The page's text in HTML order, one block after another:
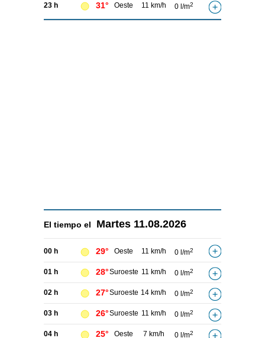
23 h 31° Oeste 11 km/h 0 l/m2
El tiempo el Martes 11.08.2026
00 h 29° Oeste 11 km/h 0 l/m2
01 h 28°Suroeste 11 km/h 0 l/m2
02 h 27°Suroeste 14 km/h 0 l/m2
03 h 26°Suroeste 11 km/h 0 l/m2
04 h 25° Oeste 7 km/h 0 l/m2